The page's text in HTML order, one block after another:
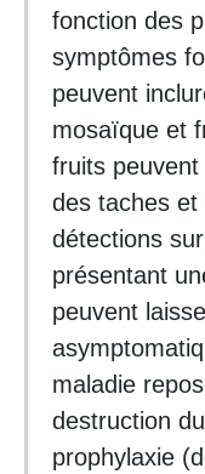
fonction des
symptômes
peuvent
mosaïque et
fruits
des taches
détections
présentant
peuvent
maladie
destruction
prophylaxie